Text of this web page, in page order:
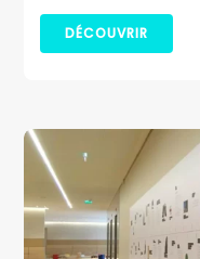
DÉCOUVRIR